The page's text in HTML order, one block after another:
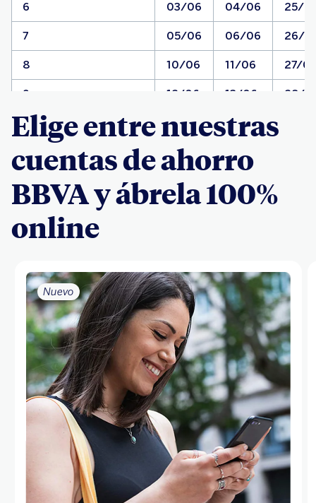
6 03/06 04/06 25/
7 05/06 06/06 26/
8 10/06 11/06 27/
9 12/06 13/06 28/
0 o letra 14/06 17/06
02/07 al 17/08
Elige entre nuestras
cuentas de ahorro
BBVA y ábrela 100%
online
Nuevo